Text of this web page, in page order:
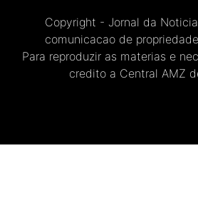
Copyright - Jornal da
comunicacao de
Para reproduzir as materias e
credito a Central AMZ